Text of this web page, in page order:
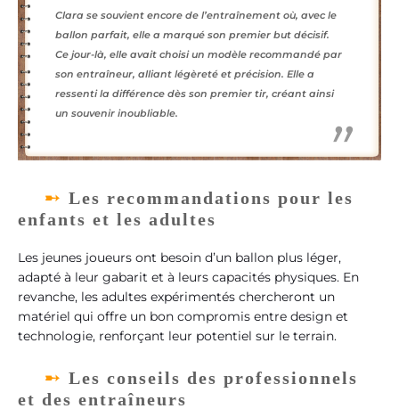
Clara se souvient encore de l’entraînement où, avec le
ballon parfait, elle a marqué son premier but décisif.
Ce jour-là, elle avait choisi un modèle recommandé par
son entraîneur, alliant légèreté et précision. Elle a
ressenti la différence dès son premier tir, créant ainsi
un souvenir inoubliable.
Les recommandations pour les
enfants et les adultes
Les jeunes joueurs ont besoin d’un ballon plus léger,
adapté à leur gabarit et à leurs capacités physiques. En
revanche, les adultes expérimentés chercheront un
matériel qui offre un bon compromis entre design et
technologie, renforçant leur potentiel sur le terrain.
Les conseils des professionnels
et des entraîneurs